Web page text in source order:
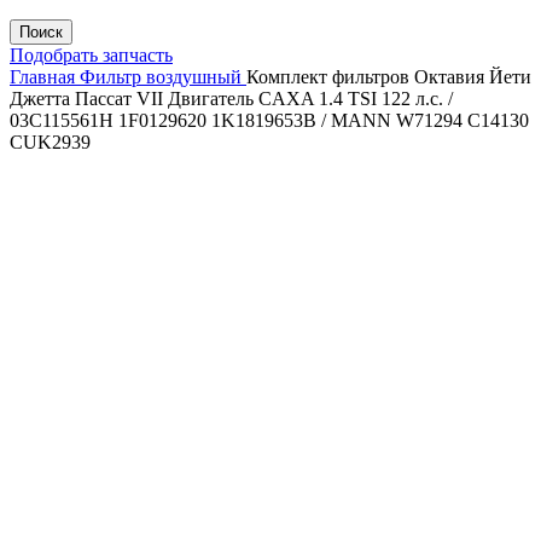
Поиск
Подобрать запчасть
Главная Фильтр воздушный Комплект фильтров Октавия Йети
Джетта Пассат VII Двигатель CAXA 1.4 TSI 122 л.с. /
03C115561H 1F0129620 1K1819653B / MANN W71294 C14130
CUK2939